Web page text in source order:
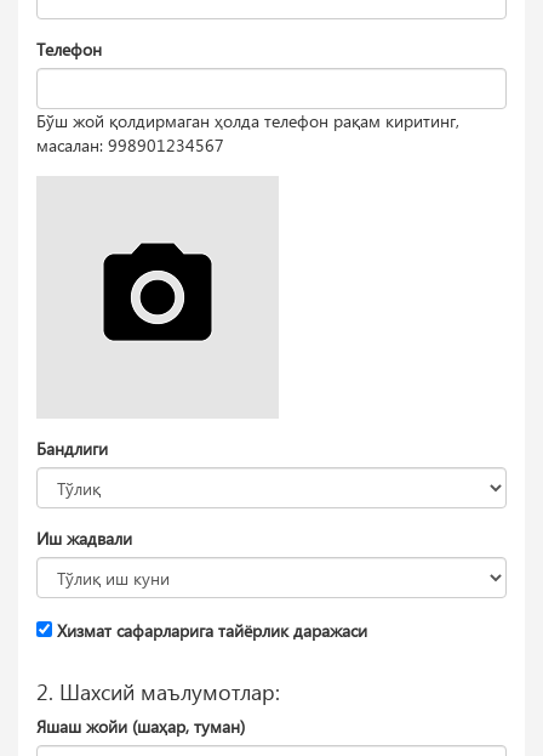
Телефон
Бўш жой қолдирмаган ҳолда телефон рақам киритинг,
масалан: 998901234567
Бандлиги
Иш жадвали
Хизмат сафарларига тайёрлик даражаси
2. Шахсий маълумотлар:
Яшаш жойи (шаҳар, туман)